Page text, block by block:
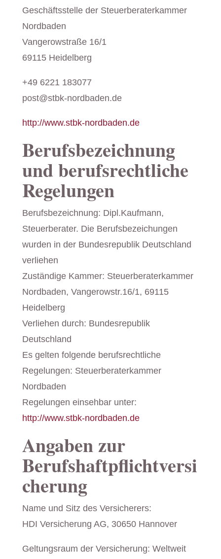
Geschäftsstelle der Steuerberaterkammer
Nordbaden
Vangerowstraße 16/1
69115 Heidelberg
+49 6221 183077
post@stbk-nordbaden.de
http://www.stbk-nordbaden.de
Berufsbezeichnung
und berufsrechtliche
Regelungen
Berufsbezeichnung: Dipl.Kaufmann,
Steuerberater. Die Berufsbezeichungen
wurden in der Bundesrepublik Deutschland
verliehen
Zuständige Kammer: Steuerberaterkammer
Nordbaden, Vangerowstr.16/1, 69115
Heidelberg
Verliehen durch: Bundesrepublik
Deutschland
Es gelten folgende berufsrechtliche
Regelungen: Steuerberaterkammer
Nordbaden
Regelungen einsehbar unter:
http://www.stbk-nordbaden.de
Angaben zur
Berufshaftpflichtversi
cherung
Name und Sitz des Versicherers:
HDI Versicherung AG, 30650 Hannover
Geltungsraum der Versicherung: Weltweit